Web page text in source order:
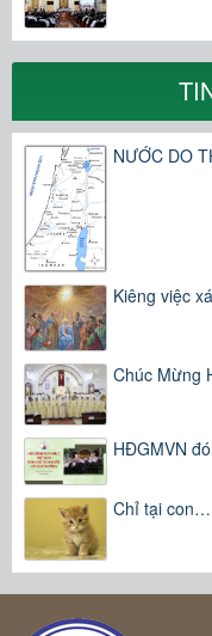
NƯỚC DO
Kiêng việc
Chúc Mừng
HĐGMVN
Chỉ tại